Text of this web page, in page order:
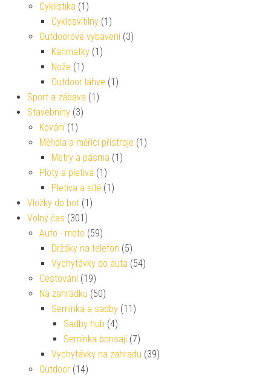
Cyklistika (1)
Cyklosvítilny (1)
Outdoorové vybavení (3)
Karimatky (1)
Nože (1)
Outdoor láhve (1)
Sport a zábava (1)
Stavebniny (3)
Kování (1)
Měřidla a měřicí přístroje (1)
Metry a pásma (1)
Ploty a pletiva (1)
Pletiva a sítě (1)
Vložky do bot (1)
Volný čas (301)
Auto - moto (59)
Držáky na telefon (5)
Vychytávky do auta (54)
Cestování (19)
Na zahrádku (50)
Semínka a sadby (11)
Sadby hub (4)
Semínka bonsají (7)
Vychytávky na zahradu (39)
Outdoor (14)